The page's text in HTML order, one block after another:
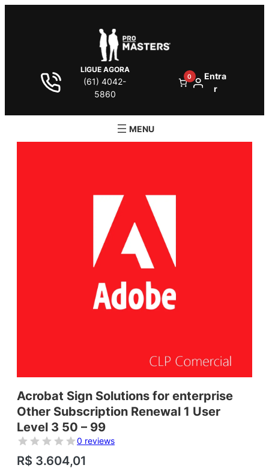
LIGUE AGORA
(61) 4042-
5860
0
Entra
r
Acrobat Sign Solutions for enterprise
Other Subscription Renewal 1 User
Level 3 50 – 99
0 reviews
R$ 3.604,01